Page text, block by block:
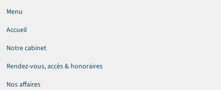
Menu
Accueil
Notre cabinet
Rendez-vous, accès & honoraires
Nos affaires